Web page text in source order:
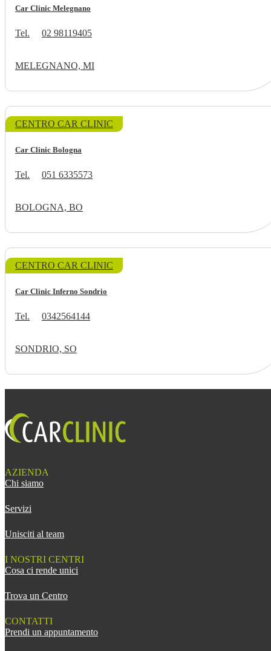
Car Clinic Melegnano
Tel. 02 98119405
MELEGNANO, MI
CENTRO CAR CLINIC
Car Clinic Bologna
Tel. 051 6335573
BOLOGNA, BO
CENTRO CAR CLINIC
Car Clinic Inferno Sondrio
Tel. 0342564144
SONDRIO, SO
AZIENDA
Chi siamo
Servizi
Unisciti al team
I NOSTRI CENTRI
Cosa ci rende unici
Trova un Centro
CONTATTI
Prendi un appuntamento